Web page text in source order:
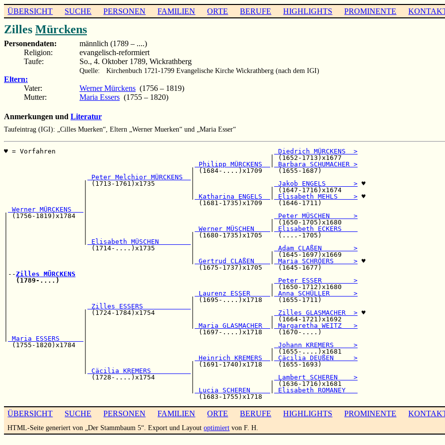
ÜBERSICHT SUCHE PERSONEN FAMILIEN ORTE BERUFE HIGHLIGHTS PROMINENTE
Zilles Mürckens
Personendaten:
männlich (1789 – ....)
Religion:
evangelisch-reformiert
Taufe:
So., 4. Oktober 1789, Wickrathberg
Quelle: Kirchenbuch 1721-1799 Evangelische Kirche Wickrathberg (nach dem IGI)
Eltern:
Vater:
Werner Mürckens (1756 – 1819)
Mutter:
Maria Essers (1755 – 1820)
Anmerkungen und Literatur
Taufeintrag (IGI): „Cilles Muerken“, Eltern „Werner Muerken“ und „Maria Esser“
♥ = Vorfahren
Diedrich MÜRCKENS  >
                                                                   | (1652-1713)x1677
Philipp MÜRCKENS
Barbara SCHUMACHER >
                                               | (1684-....)x1709    (1655-1687)
Peter Melchior MÜRCKENS
                    | (1713-1761)x1735         |
Jakob ENGELS       > ♥
                    |                          |                   | (1647-1716)x1674
Katharina ENGELS Elisabeth MEHLS    > ♥
                    |                            (1681-1735)x1709    (1646-1711)
Werner MÜRCKENS
| (1756-1819)x1784  |
Peter MÜSCHEN      >
|                   |                                              | (1650-1705)x1680
Werner MÜSCHEN
Elisabeth ECKERS
|                   |                          | (1680-1735)x1705    (....-1705)
Elisabeth MÜSCHEN
|                     (1714-....)x1735         |
Adam CLAßEN        >
|                                              |                   | (1645-1697)x1669
Gertrud CLAßEN Maria SCHRÖERS     > ♥
|                                                (1675-1737)x1705    (1645-1677)
|--Zilles MÜRCKENS
(1789-....)
Peter ESSER        >
|                                                                  | (1650-1712)x1680
Laurenz ESSER
Anna SCHÜLLER      >
|                                              | (1695-....)x1718    (1655-1711)
Zilles ESSERS
|                   | (1724-1784)x1754         |
Zilles GLASMACHER  > ♥
|                   |                          |                   | (1664-1721)x1692
Maria GLASMACHER
Margaretha WEITZ   >
|                   |                            (1697-....)x1718    (1670-....)
Maria ESSERS
  (1755-1820)x1784  |
Johann KREMERS     >
                    |                                              | (1655-....)x1681
Heinrich KREMERS
Cäcilia DEUßEN     >
                    |                          | (1691-1740)x1718    (1655-1693)
Cäcilia KREMERS
                      (1728-....)x1754         |
Lambert SCHEREN    >
                                               |                   | (1636-1716)x1681
Lucia SCHEREN
Elisabeth ROMANEY
ÜBERSICHT SUCHE PERSONEN FAMILIEN ORTE BERUFE HIGHLIGHTS PROMINENTE
HTML-Seite generiert von „Der Stammbaum 5“. Export und Layoutoptimiert von F. H.